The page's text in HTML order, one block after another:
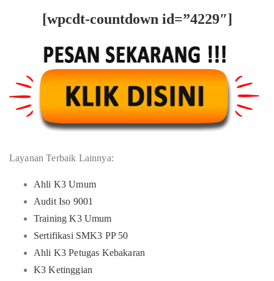
[wpcdt-countdown id=”4229″]
Layanan Terbaik Lainnya:
Ahli K3 Umum
Audit Iso 9001
Training K3 Umum
Sertifikasi SMK3 PP 50
Ahli K3 Petugas Kebakaran
K3 Ketinggian